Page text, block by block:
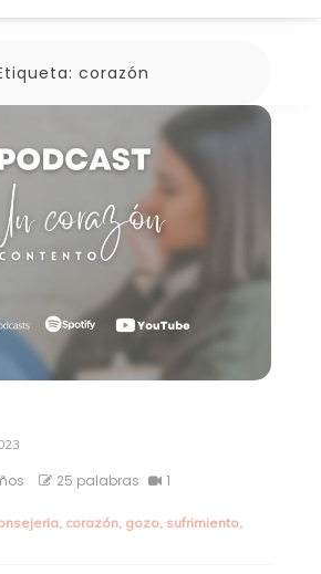
corazón
25 palabras 1
, corazón, gozo, sufrimiento,